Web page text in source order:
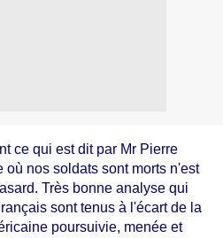
ce qui est dit par Mr Pierre
où nos soldats sont morts n'est
Très bonne analyse qui
sont tenus à l'écart de la
poursuivie, menée et